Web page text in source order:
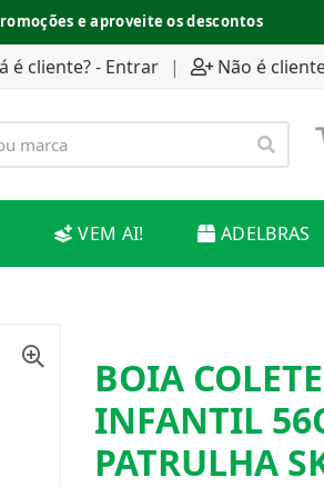
e aproveite os descontos
é cliente? - Entrar | Não é
VEM AI! ADELBRAS
BOIA
INFANTIL
PATRULHA